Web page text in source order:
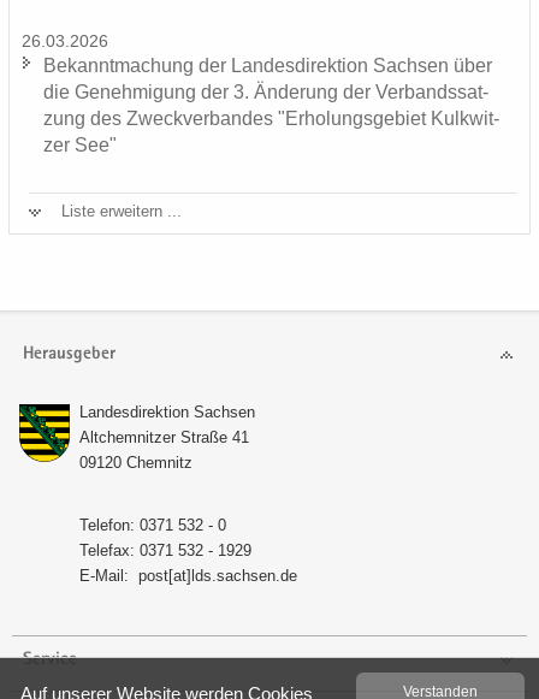
26.03.2026
Be­kannt­ma­chung der Lan­des­di­rek­ti­on Sach­sen über
die Ge­neh­mi­gung der 3. Än­de­rung der Ver­bands­sat­
zung des Zweck­ver­ban­des "Er­ho­lungs­ge­biet Kulk­wit­
zer See"
Liste er­wei­tern ...
Herausgeber
Lan­des­di­rek­ti­on Sach­sen
Alt­chem­nit­zer Stra­ße 41
09120 Chem­nitz
Te­le­fon: 0371 532 - 0
Te­le­fax: 0371 532 - 1929
E-​Mail: post[at]lds.sach­sen.de
Service
Ver­stan­den
Auf un­se­rer Web­site wer­den Coo­kies